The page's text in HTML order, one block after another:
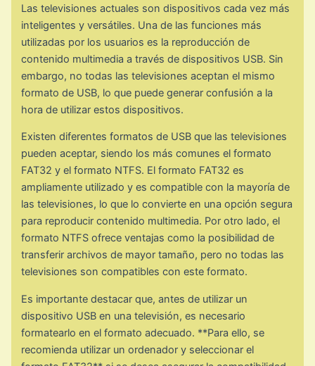
Las televisiones actuales son dispositivos cada vez más
inteligentes y versátiles. Una de las funciones más
utilizadas por los usuarios es la reproducción de
contenido multimedia a través de dispositivos USB. Sin
embargo, no todas las televisiones aceptan el mismo
formato de USB, lo que puede generar confusión a la
hora de utilizar estos dispositivos.
Existen diferentes formatos de USB que las televisiones
pueden aceptar, siendo los más comunes el formato
FAT32 y el formato NTFS. El formato FAT32 es
ampliamente utilizado y es compatible con la mayoría de
las televisiones, lo que lo convierte en una opción segura
para reproducir contenido multimedia. Por otro lado, el
formato NTFS ofrece ventajas como la posibilidad de
transferir archivos de mayor tamaño, pero no todas las
televisiones son compatibles con este formato.
Es importante destacar que, antes de utilizar un
dispositivo USB en una televisión, es necesario
formatearlo en el formato adecuado. **Para ello, se
recomienda utilizar un ordenador y seleccionar el